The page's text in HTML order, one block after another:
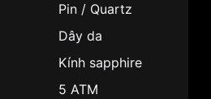
Pin / Quartz
Dây da
Kính sapphire
5 ATM